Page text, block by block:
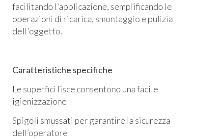
facilitando l'applicazione, semplificando le
operazioni di ricarica, smontaggio e pulizia
dell'oggetto.
Caratteristiche specifiche
Le superfici lisce consentono una facile
igienizzazione
Spigoli smussati per garantire la sicurezza
dell’operatore